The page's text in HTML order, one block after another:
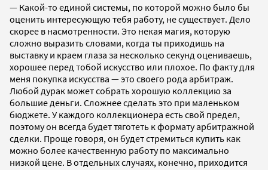
— Какой-то единой системы, по которой можно было бы
оценить интересующую тебя работу, не существует. Дело
скорее в насмотренности. Это некая магия, которую
сложно выразить словами, когда ты приходишь на
выставку и краем глаза за несколько секунд оцениваешь,
хорошее перед тобой искусство или плохое. По факту для
меня покупка искусства — это своего рода арбитраж.
Любой дурак может собрать хорошую коллекцию за
большие деньги. Сложнее сделать это при маленьком
бюджете. У каждого коллекционера есть свой предел,
поэтому он всегда будет тяготеть к формату арбитражной
сделки. Проще говоря, он будет стремиться купить как
можно более качественную работу по максимально
низкой цене. В отдельных случаях, конечно, приходится